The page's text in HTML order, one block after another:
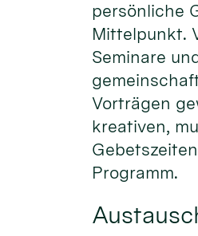
persönliche
Mittelpunkt.
Seminare
Vorträgen
kreativen,
Programm.